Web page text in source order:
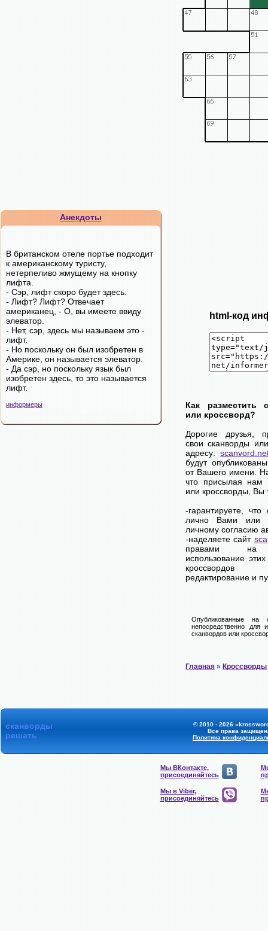
Анекдоты
В британском отеле портье подходит
к американскому туристу,
нетерпеливо жмущему на кнопку
лифта.
- Сэр, лифт скоро будет здесь.
- Лифт? Лифт? Отвечает
американец, - О, вы имеете ввиду
элеватор.
- Нет, сэр, здесь мы называем это -
лифт.
- Но поскольку он был изобретен в
Америке, он называется элеватор.
- Да сэр, но поскольку язык был
изобретен здесь, то это называется
лифт.
информеры
html-код
Как разместить
или кроссворд?
Дорогие друзья,
свои сканворды
адресу:
будут
от Вашего имени.
что присылая нам
или кроссворды,
-гарантируете,
лично Вами или
личному согласию
-наделяете сайт
правами на
использование
редактирование и
Опубликованные на
непосредственно для
сканвордов или
Главная » Кроссворды
сканворды
решать
© 2010 - 2026
Все права
Политика
Мы ВКонтакте,
присоединяйтесь
Мы в Viber,
присоединяйтесь